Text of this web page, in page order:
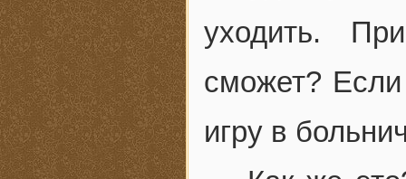
уходить.
сможет?
игру в